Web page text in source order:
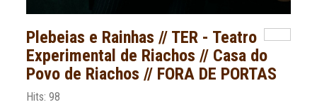
Plebeias e Rainhas // TER - Teatro
Experimental de Riachos // Casa do
Povo de Riachos // FORA DE PORTAS
Hits: 98